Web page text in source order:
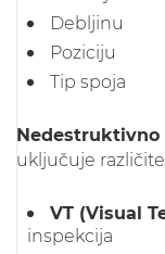
Debljinu
Poziciju
Tip spoja
Nedestruktivno
uključuje
VT (Visual
inspekcija